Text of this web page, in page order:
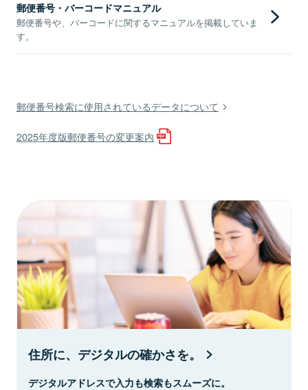
郵便番号・バーコードマニュアル
郵便番号や、バーコードに関するマニュアルを掲載していま
す。
郵便番号検索に使用されているデータについて
2025年度版郵便番号の変更案内
住所に、デジタルの確かさを。
デジタルアドレスで入力も検索もスムーズに。